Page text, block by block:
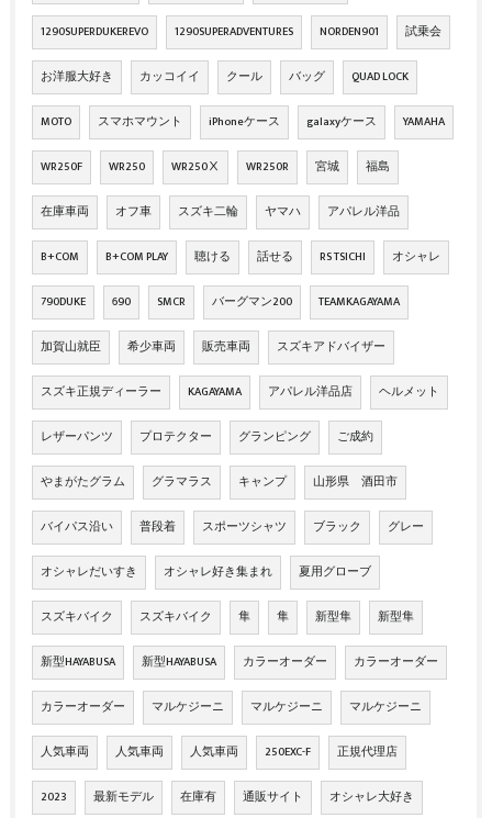
1290SUPERDUKEREVO 1290SUPERADVENTURES NORDEN901 試乗会
お洋服大好き カッコイイ クール バッグ QUAD LOCK
MOTO スマホマウント iPhoneケース galaxyケース YAMAHA
WR250F WR250 WR250Ⅹ WR250R 宮城 福島
在庫車両 オフ車 スズキ二輪 ヤマハ アパレル洋品
B+COM B+COM PLAY 聴ける 話せる RS TSICHI オシャレ
790DUKE 690 SMCR バーグマン200 TEAMKAGAYAMA
加賀山就臣 希少車両 販売車両 スズキアドバイザー
スズキ正規ディーラー KAGAYAMA アパレル洋品店 ヘルメット
レザーパンツ プロテクター グランピング ご成約
やまがたグラム グラマラス キャンプ 山形県 酒田市
バイパス沿い 普段着 スポーツシャツ ブラック グレー
オシャレだいすき オシャレ好き集まれ 夏用グローブ
スズキバイク スズキバイク 隼 隼 新型隼 新型隼
新型HAYABUSA 新型HAYABUSA カラーオーダー カラーオーダー
カラーオーダー マルケジーニ マルケジーニ マルケジーニ
人気車両 人気車両 人気車両 250EXC-F 正規代理店
2023 最新モデル 在庫有 通販サイト オシャレ大好き